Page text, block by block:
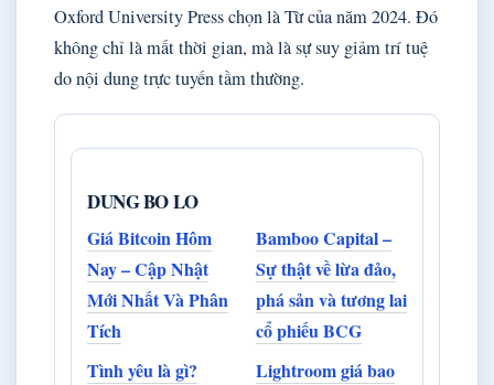
Oxford University Press chọn là Từ của năm 2024. Đó
không chỉ là mất thời gian, mà là sự suy giảm trí tuệ
do nội dung trực tuyến tầm thường.
DUNG BO LO
Giá Bitcoin Hôm
Nay – Cập Nhật
Mới Nhất Và Phân
Tích
Bamboo Capital –
Sự thật về lừa đảo,
phá sản và tương lai
cổ phiếu BCG
Tình yêu là gì?
Lightroom giá bao